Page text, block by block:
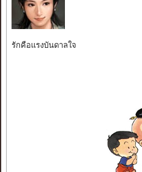
รักคือแรงบันดาลใจ